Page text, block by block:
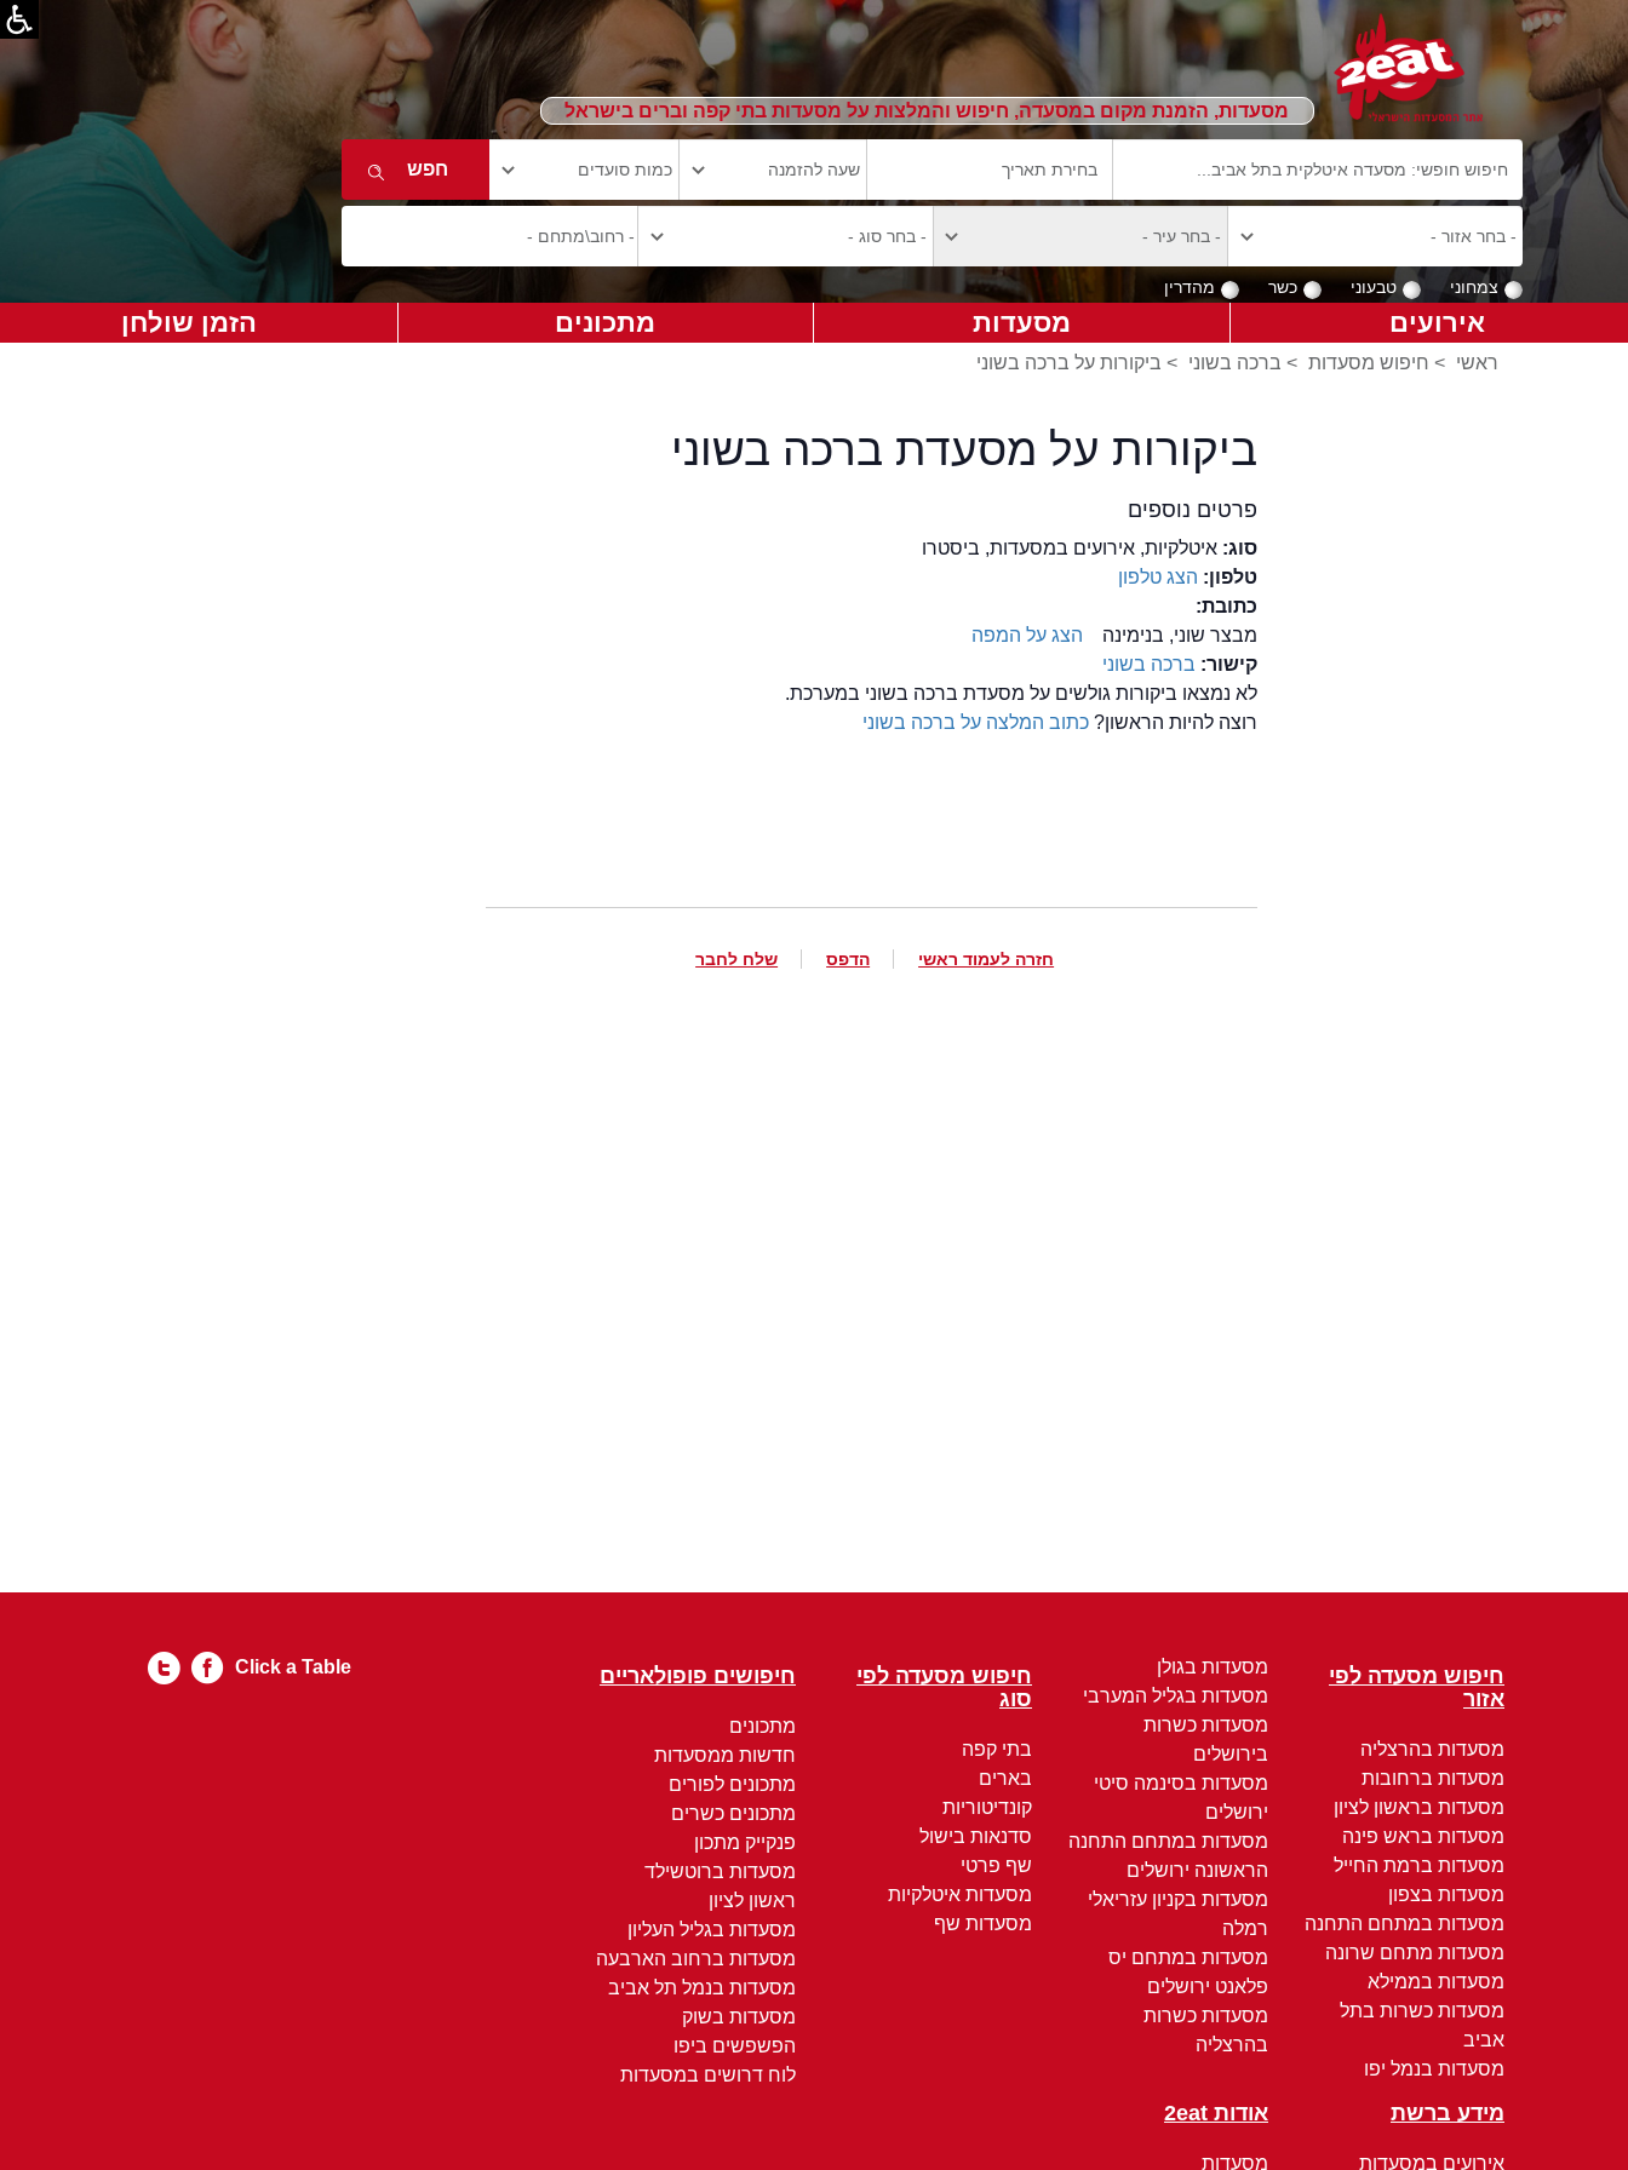
מסעדות, הזמנת מקום במסעדה, חיפוש והמלצות על מסעדות בתי קפה וברים בישראל
צמחוני טבעוני כשר מהדרין
אירועים מסעדות מתכונים הזמן שולחן
ראשי > חיפוש מסעדות > ברכה בשוני > ביקורות על ברכה בשוני
ביקורות על מסעדת ברכה בשוני
פרטים נוספים
סוג:איטלקיות, אירועים במסעדות, ביסטרו
טלפון: הצג טלפון
כתובת:
מבצר שוני, בנימינה
הצג על המפה
קישור: ברכה בשוני
לא נמצאו ביקורות גולשים על מסעדת ברכה בשוני במערכת.
רוצה להיות הראשון?כתוב המלצה על ברכה בשוני
חזרה לעמוד ראשי הדפס שלח לחבר
חיפוש מסעדה לפי
אזור
מסעדות בהרצליה
מסעדות ברחובות
מסעדות בראשון לציון
מסעדות בראש פינה
מסעדות ברמת החייל
מסעדות בצפון
מסעדות במתחם התחנה
מסעדות מתחם שרונה
מסעדות בממילא
מסעדות כשרות בתל
אביב
מסעדות בנמל יפו
מסעדות בגולן
מסעדות בגליל המערבי
מסעדות כשרות
בירושלים
מסעדות בסינמה סיטי
ירושלים
מסעדות במתחם התחנה
הראשונה ירושלים
מסעדות בקניון עזריאלי
רמלה
מסעדות במתחם יס
פלאנט ירושלים
מסעדות כשרות
בהרצליה
חיפוש מסעדה לפי
סוג
בתי קפה
בארים
קונדיטוריות
סדנאות בישול
שף פרטי
מסעדות איטלקיות
מסעדות שף
חיפושים פופולאריים
מתכונים
חדשות ממסעדות
מתכונים לפורים
מתכונים כשרים
פנקייק מתכון
מסעדות ברוטשילד
ראשון לציון
מסעדות בגליל העליון
מסעדות ברחוב הארבעה
מסעדות בנמל תל אביב
מסעדות בשוק
הפשפשים ביפו
לוח דרושים במסעדות
מידע ברשת
אירועים במסעדות
אודות 2eat
מסעדות
Click a Table